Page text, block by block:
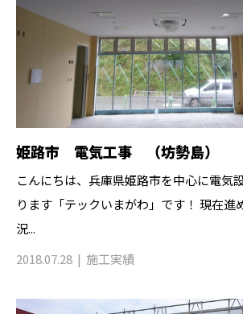
姫路市 電気工事 （坊勢島）
こんにちは、兵庫県姫路市を中心に電気
ります「テックいまがわ」です！ 現在進
況...
2018.07.28
施工実績